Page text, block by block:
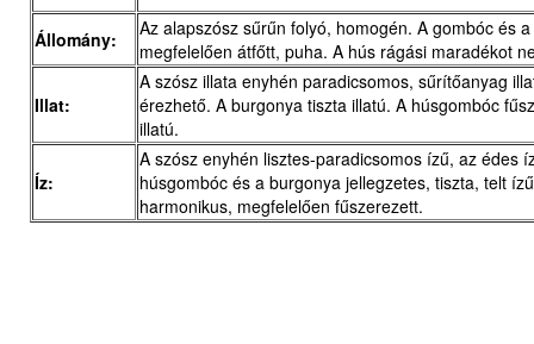
Állomány:
Az alapszósz sűrűn folyó, homogén. A gombóc és
megfelelően átfőtt, puha. A hús rágási maradékot
Illat:
A szósz illata enyhén paradicsomos, sűrítőanyag
érezhető. A burgonya tiszta illatú. A húsgombóc
illatú.
Íz:
A szósz enyhén lisztes-paradicsomos ízű, az édes
húsgombóc és a burgonya jellegzetes, tiszta, telt
harmonikus, megfelelően fűszerezett.